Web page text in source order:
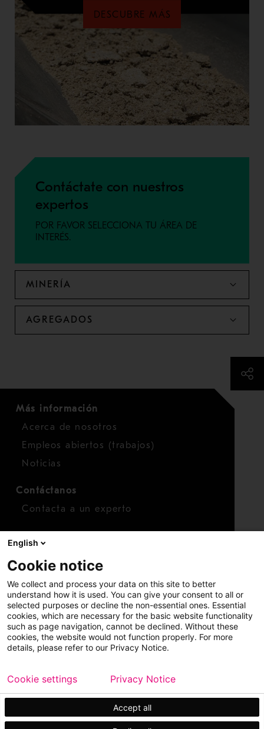
DESCUBRE MÁS
Contáctate con nuestros
expertos
POR FAVOR SELECCIONA TU ÁREA DE
INTERÉS.
MINERÍA
AGREGADOS
Más información
Acerca de nosotros
Empleos abiertos (trabajos)
Noticias
Contáctanos
Contacta a un experto
Finanzas
Acciones
Copyright © 2026 Metso
Mapa del sitio
Información legal
Privacidad Marca comercial
English
Cookie notice
We collect and process your data on this site to better
understand how it is used. You can give your consent to all or
selected purposes or decline the non-essential ones. Essential
cookies, which are necessary for the basic website functionality
such as page navigation, cannot be declined. Without these
cookies, the website would not function properly. For more
details, please refer to our Privacy Notice.
Accept all
Cookie settings Privacy Notice